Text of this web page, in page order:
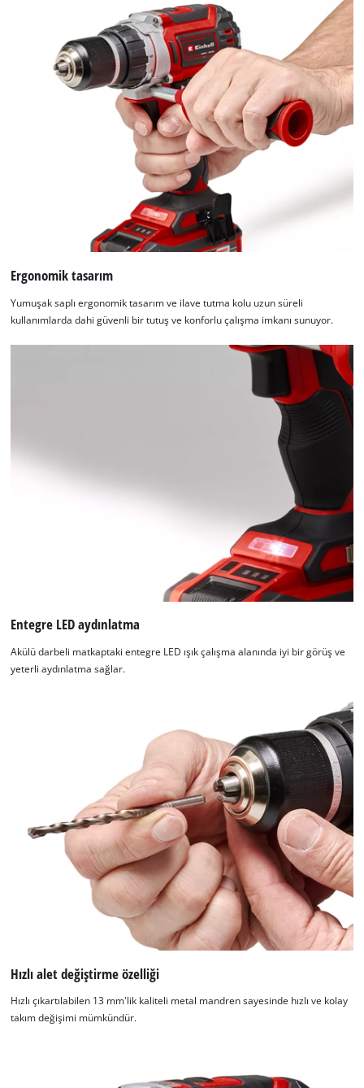
Ergonomik tasarım
Yumuşak saplı ergonomik tasarım ve ilave tutma kolu uzun süreli
kullanımlarda dahi güvenli bir tutuş ve konforlu çalışma imkanı sunuyor.
Entegre LED aydınlatma
Akülü darbeli matkaptaki entegre LED ışık çalışma alanında iyi bir görüş ve
yeterli aydınlatma sağlar.
Hızlı alet değiştirme özelliği
Hızlı çıkartılabilen 13 mm'lik kaliteli metal mandren sayesinde hızlı ve kolay
takım değişimi mümkündür.